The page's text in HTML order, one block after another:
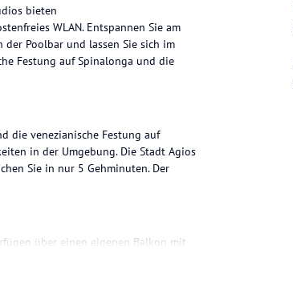
bieten
WLAN. Entspannen Sie am
Poolbar und lassen Sie sich im
Festung auf Spinalonga und die
die venezianische Festung auf
in der Umgebung. Die Stadt Agios
Sie in nur 5 Gehminuten. Der
über einen eigenen Balkon mit
einen Kühlschrank und